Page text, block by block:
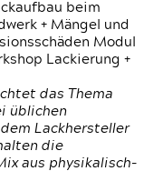
beim
+ Mängel und
Modul
Lackierung +
das Thema
üblichen
Lackhersteller
die
aus physikalisch-